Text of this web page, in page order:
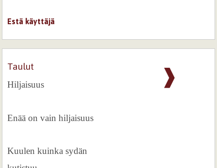
Estä käyttäjä
❱
Taulut
Hiljaisuus
Enää on vain hiljaisuus
Kuulen kuinka sydän